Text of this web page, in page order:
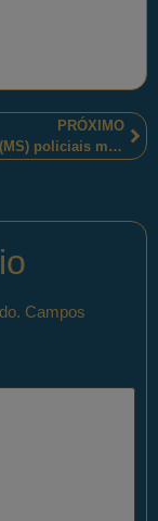
PRÓXIMO
Em Selvíria (MS) policiais militares prendem pescadores e apreendem equipamentos ilegais
Campos